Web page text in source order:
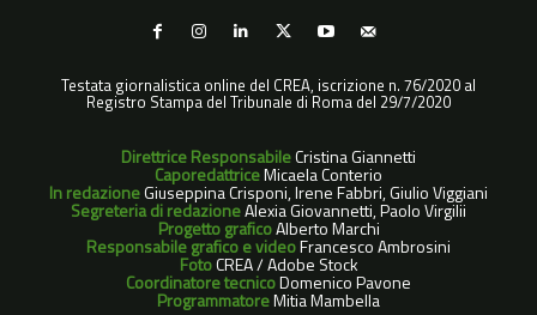
Testata giornalistica online del CREA, iscrizione n. 76/2020 al
Registro Stampa del Tribunale di Roma del 29/7/2020
Direttrice ResponsabileCristina Giannetti
CaporedattriceMicaela Conterio
In redazioneGiuseppina Crisponi, Irene Fabbri, Giulio Viggiani
Segreteria di redazioneAlexia Giovannetti, Paolo Virgilii
Progetto graficoAlberto Marchi
Responsabile grafico e videoFrancesco Ambrosini
FotoCREA / Adobe Stock
Coordinatore tecnicoDomenico Pavone
ProgrammatoreMitia Mambella